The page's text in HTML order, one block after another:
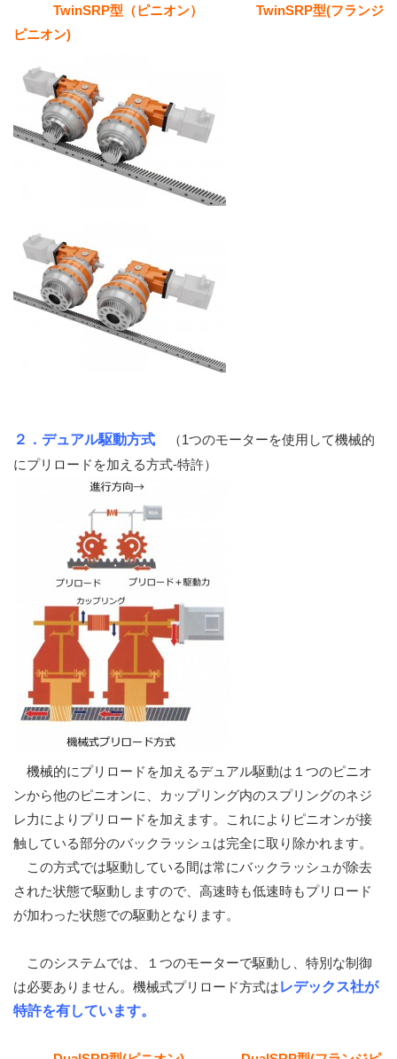
TwinSRP型（ピニオン） TwinSRP型(フランジ
ピニオン)
２．デュアル駆動方式
（1つのモーターを使用して機械的
にプリロードを加える方式-特許）
機械的にプリロードを加えるデュアル駆動は１つのピニオ
ンから他のピニオンに、カップリング内のスプリングのネジ
レ力によりプリロードを加えます。これによりピニオンが接
触している部分のバックラッシュは完全に取り除かれます。
この方式では駆動している間は常にバックラッシュが除去
された状態で駆動しますので、高速時も低速時もプリロード
が加わった状態での駆動となります。
このシステムでは、１つのモーターで駆動し、特別な制御
は必要ありません。機械式プリロード方式はレデックス社が
特許を有しています。